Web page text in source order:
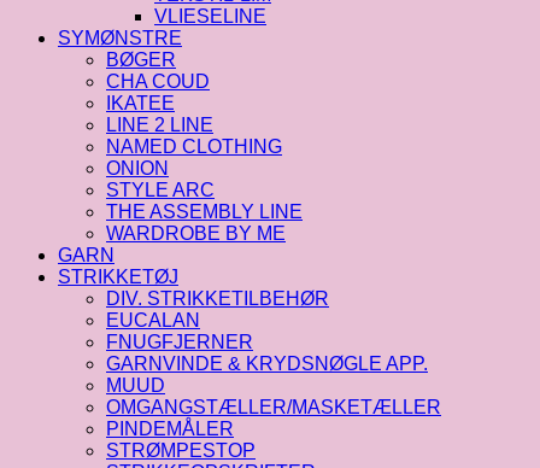
VLIESELINE
SYMØNSTRE
BØGER
CHA COUD
IKATEE
LINE 2 LINE
NAMED CLOTHING
ONION
STYLE ARC
THE ASSEMBLY LINE
WARDROBE BY ME
GARN
STRIKKETØJ
DIV. STRIKKETILBEHØR
EUCALAN
FNUGFJERNER
GARNVINDE & KRYDSNØGLE APP.
MUUD
OMGANGSTÆLLER/MASKETÆLLER
PINDEMÅLER
STRØMPESTOP